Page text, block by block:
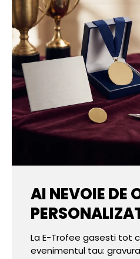
AI NEVOIE DE
La E-Trofee gasesti tot
evenimentul tau: